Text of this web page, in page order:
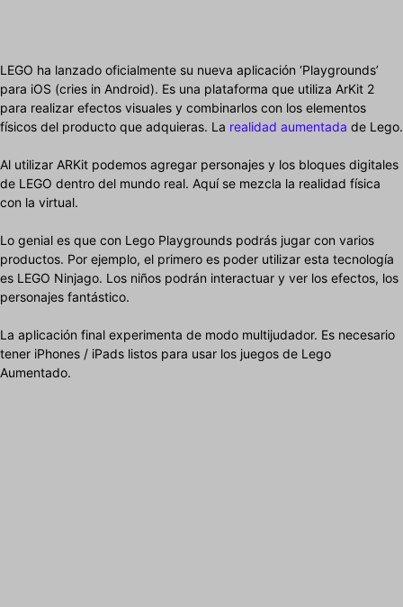
LEGO ha lanzado oficialmente su nueva aplicación ‘Playgrounds’
para iOS (cries in Android). Es una plataforma que utiliza ArKit 2
para realizar efectos visuales y combinarlos con los elementos
físicos del producto que adquieras. La realidad aumentada de Lego.
Al utilizar ARKit podemos agregar personajes y los bloques digitales
de LEGO dentro del mundo real. Aquí se mezcla la realidad física
con la virtual.
Lo genial es que con Lego Playgrounds podrás jugar con varios
productos. Por ejemplo, el primero es poder utilizar esta tecnología
es LEGO Ninjago. Los niños podrán interactuar y ver los efectos, los
personajes fantástico.
La aplicación final experimenta de modo multijudador. Es necesario
tener iPhones / iPads listos para usar los juegos de Lego
Aumentado.